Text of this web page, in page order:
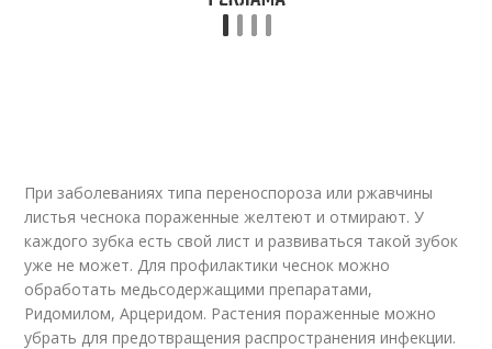
При заболеваниях типа переноспороза или ржавчины
листья чеснока пораженные желтеют и отмирают. У
каждого зубка есть свой лист и развиваться такой зубок
уже не может. Для профилактики чеснок можно
обработать медьсодержащими препаратами,
Ридомилом, Арцеридом. Растения пораженные можно
убрать для предотвращения распространения инфекции.